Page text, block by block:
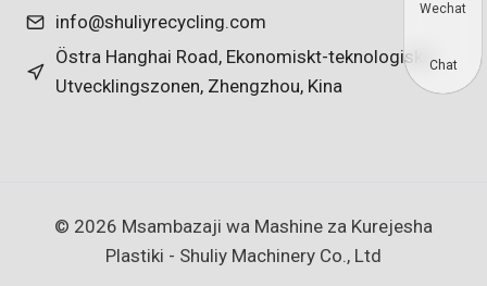
info@shuliyrecycling.com
Östra Hanghai Road, Ekonomiskt-teknologiska
Utvecklingszonen, Zhengzhou, Kina
© 2026 Msambazaji wa Mashine za Kurejesha
Plastiki - Shuliy Machinery Co., Ltd
Wechat
Chat